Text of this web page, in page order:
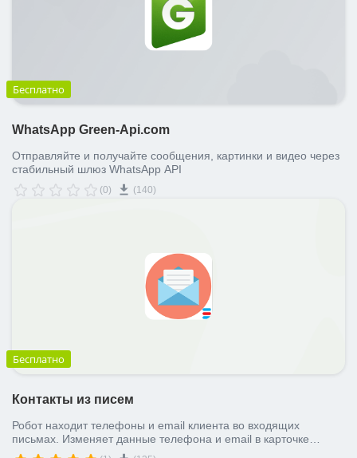
Бесплатно
WhatsApp Green-Api.com
Отправляйте и получайте сообщения, картинки и видео через
стабильный шлюз WhatsApp API
(0) (140)
Бесплатно
Контакты из писем
Робот находит телефоны и email клиента во входящих
письмах. Изменяет данные телефона и email в карточке
лида\сделки.